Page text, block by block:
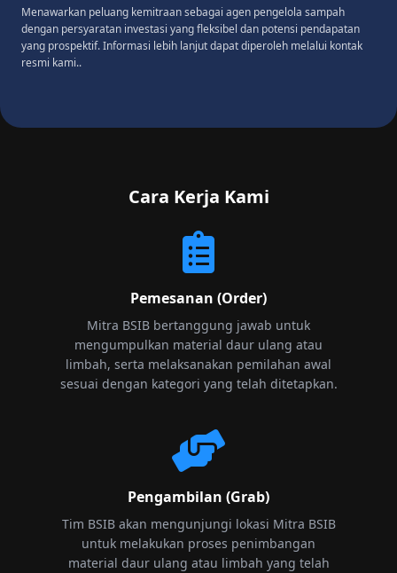
Menawarkan peluang kemitraan sebagai agen pengelola sampah
dengan persyaratan investasi yang fleksibel dan potensi pendapatan
yang prospektif. Informasi lebih lanjut dapat diperoleh melalui kontak
resmi kami..
Cara Kerja Kami
Pemesanan (Order)
Mitra BSIB bertanggung jawab untuk
mengumpulkan material daur ulang atau
limbah, serta melaksanakan pemilahan awal
sesuai dengan kategori yang telah ditetapkan.
Pengambilan (Grab)
Tim BSIB akan mengunjungi lokasi Mitra BSIB
untuk melakukan proses penimbangan
material daur ulang atau limbah yang telah